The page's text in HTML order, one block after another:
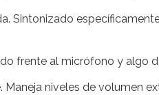
Sintonizado
frente al micrófono y algo
niveles de volumen